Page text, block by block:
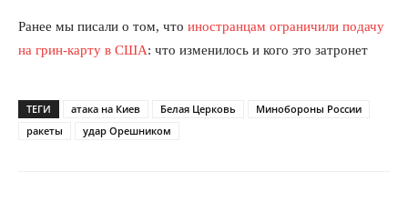
Ранее мы писали о том, что иностранцам ограничили подачу
на грин-карту в США: что изменилось и кого это затронет
ТЕГИ атака на Киев Белая Церковь
Минобороны России
ракеты
удар Орешником